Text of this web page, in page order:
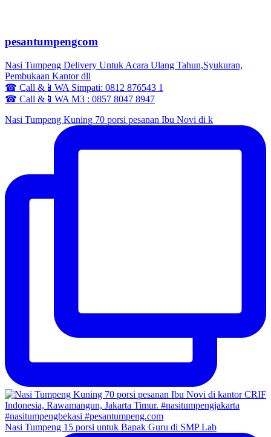
pesantumpengcom
Nasi Tumpeng Delivery Untuk Acara Ulang Tahun,Syukuran,
Pembukaan Kantor dll
☎ Call &📱WA Simpati: 0812 876543 1
☎ Call &📱WA M3 : 0857 8047 8947
Nasi Tumpeng Kuning 70 porsi pesanan Ibu Novi di k
Nasi Tumpeng 15 porsi untuk Bapak Guru di SMP Lab